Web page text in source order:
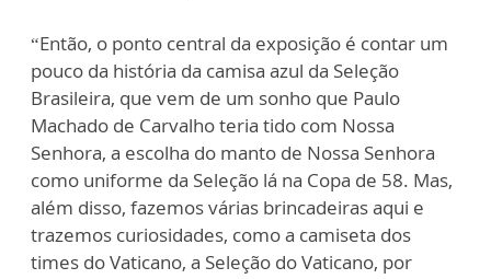
“Então, o ponto central da exposição é contar um
pouco da história da camisa azul da Seleção
Brasileira, que vem de um sonho que Paulo
Machado de Carvalho teria tido com Nossa
Senhora, a escolha do manto de Nossa Senhora
como uniforme da Seleção lá na Copa de 58. Mas,
além disso, fazemos várias brincadeiras aqui e
trazemos curiosidades, como a camiseta dos
times do Vaticano, a Seleção do Vaticano, por